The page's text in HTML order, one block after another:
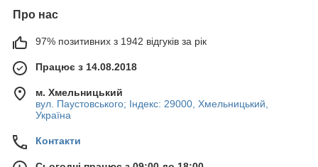
Про нас
97% позитивних з 1942 відгуків за рік
Працює з 14.08.2018
м. Хмельницький
вул. Паустовського; Індекс: 29000, Хмельницький,
Україна
Контакти